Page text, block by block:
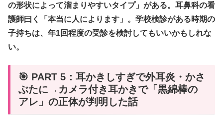
の形状によって溜まりやすいタイプ」がある。耳鼻科の看
護師曰く「本当に人によります」。学校検診がある時期の
子持ちは、年1回程度の受診を検討してもいいかもしれな
い。
🎯 PART 5：耳かきしすぎで外耳炎・かさ
ぶたに→カメラ付き耳かきで「黒綿棒の
アレ」の正体が判明した話